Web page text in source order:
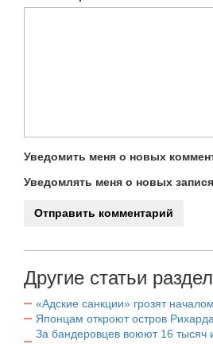
Уведомить меня о новых
Уведомлять меня о новых
Другие статьи
«Адские санкции» грозят
Японцам откроют остров
За бандеровцев воюют 16 тысяч